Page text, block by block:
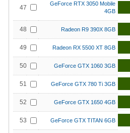
47
GeForce RTX 3050 Mobile
4GB
48 Radeon R9 390X 8GB
49 Radeon RX 5500 XT 8GB
50 GeForce GTX 1060 3GB
51 GeForce GTX 780 Ti 3GB
52 GeForce GTX 1650 4GB
53 GeForce GTX TITAN 6GB